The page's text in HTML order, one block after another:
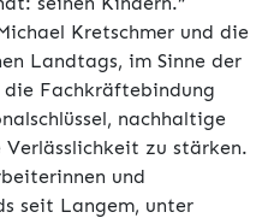
Kretschmer und die
Landtags, im Sinne der
Fachkräftebindung
nachhaltige
zu stärken.
und
seit Langem, unter